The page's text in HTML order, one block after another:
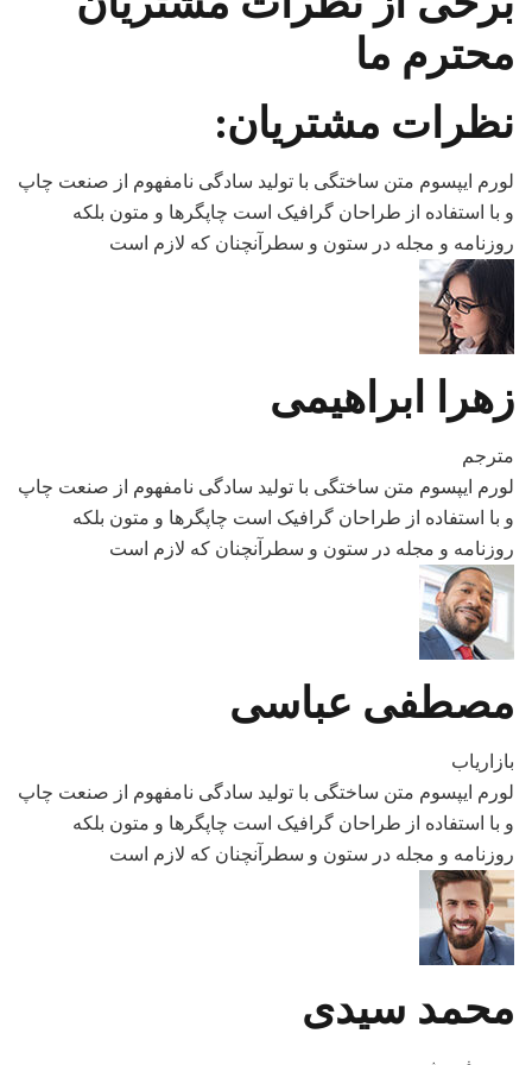
محترم ما
نظرات مشتریان:
لورم ایپسوم متن ساختگی با تولید سادگی نامفهوم از صنعت چاپ
و با استفاده از طراحان گرافیک است چاپگرها و متون بلکه
روزنامه و مجله در ستون و سطرآنچنان که لازم است
زهرا ابراهیمی
مترجم
لورم ایپسوم متن ساختگی با تولید سادگی نامفهوم از صنعت چاپ
و با استفاده از طراحان گرافیک است چاپگرها و متون بلکه
روزنامه و مجله در ستون و سطرآنچنان که لازم است
مصطفی عباسی
بازاریاب
لورم ایپسوم متن ساختگی با تولید سادگی نامفهوم از صنعت چاپ
و با استفاده از طراحان گرافیک است چاپگرها و متون بلکه
روزنامه و مجله در ستون و سطرآنچنان که لازم است
محمد سیدی